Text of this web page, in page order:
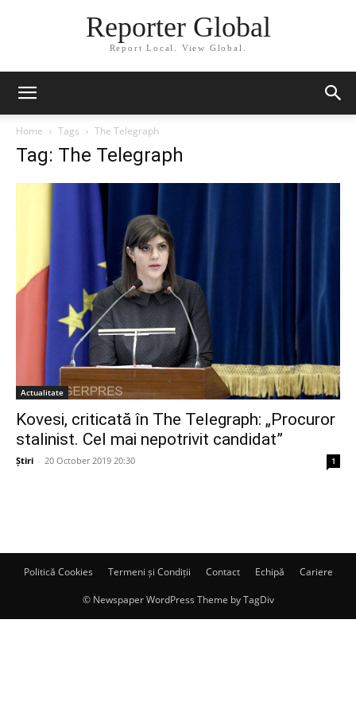
Reporter Global
Report Local. View Global.
Home Tags The Telegraph
Tag: The Telegraph
Actualitate
Kovesi, criticată în The Telegraph: „Procuror
stalinist. Cel mai nepotrivit candidat”
Știri - 20 October 2019 20:30 1
Politică Cookies Termeni și Condiții Contact Echipă Cariere
© Newspaper WordPress Theme by TagDiv